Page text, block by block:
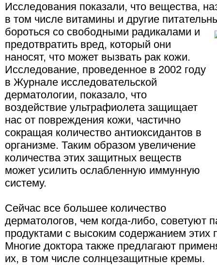
Исследования показали, что вещества,
в том числе витамины и другие
бороться со свободными радикалами и
предотвратить вред, который они
наносят, что может вызвать рак кожи.
Исследование, проведенное в 2002 году
в Журнале исследовательской
дерматологии, показало, что
воздействие ультрафиолета защищает
нас от повреждения кожи, частично
сокращая количество антиоксидантов в
организме. Таким образом увеличение
количества этих защитных веществ
может усилить ослабленную иммунную
систему.
Сейчас все большее количество
дерматологов, чем когда-либо, советуют
продуктами с высоким содержанием этих
Многие доктора также предлагают
их, в том числе солнцезащитные кремы.